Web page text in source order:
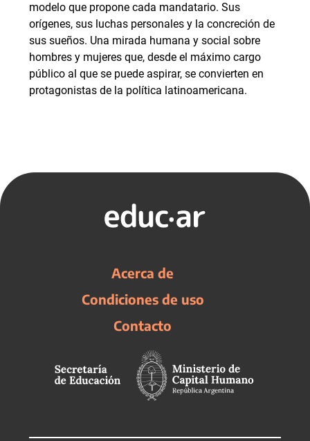
modelo que propone cada mandatario. Sus
orígenes, sus luchas personales y la concreción de
sus sueños. Una mirada humana y social sobre
hombres y mujeres que, desde el máximo cargo
público al que se puede aspirar, se convierten en
protagonistas de la política latinoamericana.
Acerca de
Condiciones de uso
Contacto